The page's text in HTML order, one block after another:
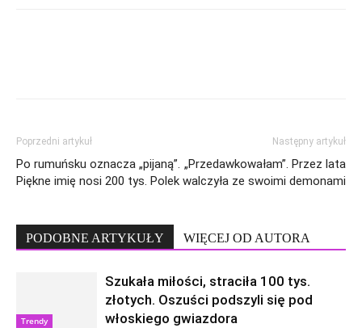
Poprzedni artykuł
Po rumuńsku oznacza „pijaną”.
Piękne imię nosi 200 tys. Polek
Następny artykuł
„Przedawkowałam”. Przez lata
walczyła ze swoimi demonami
PODOBNE ARTYKUŁY WIĘCEJ OD AUTORA
Trendy
Szukała miłości, straciła 100 tys.
złotych. Oszuści podszyli się pod
włoskiego gwiazdora